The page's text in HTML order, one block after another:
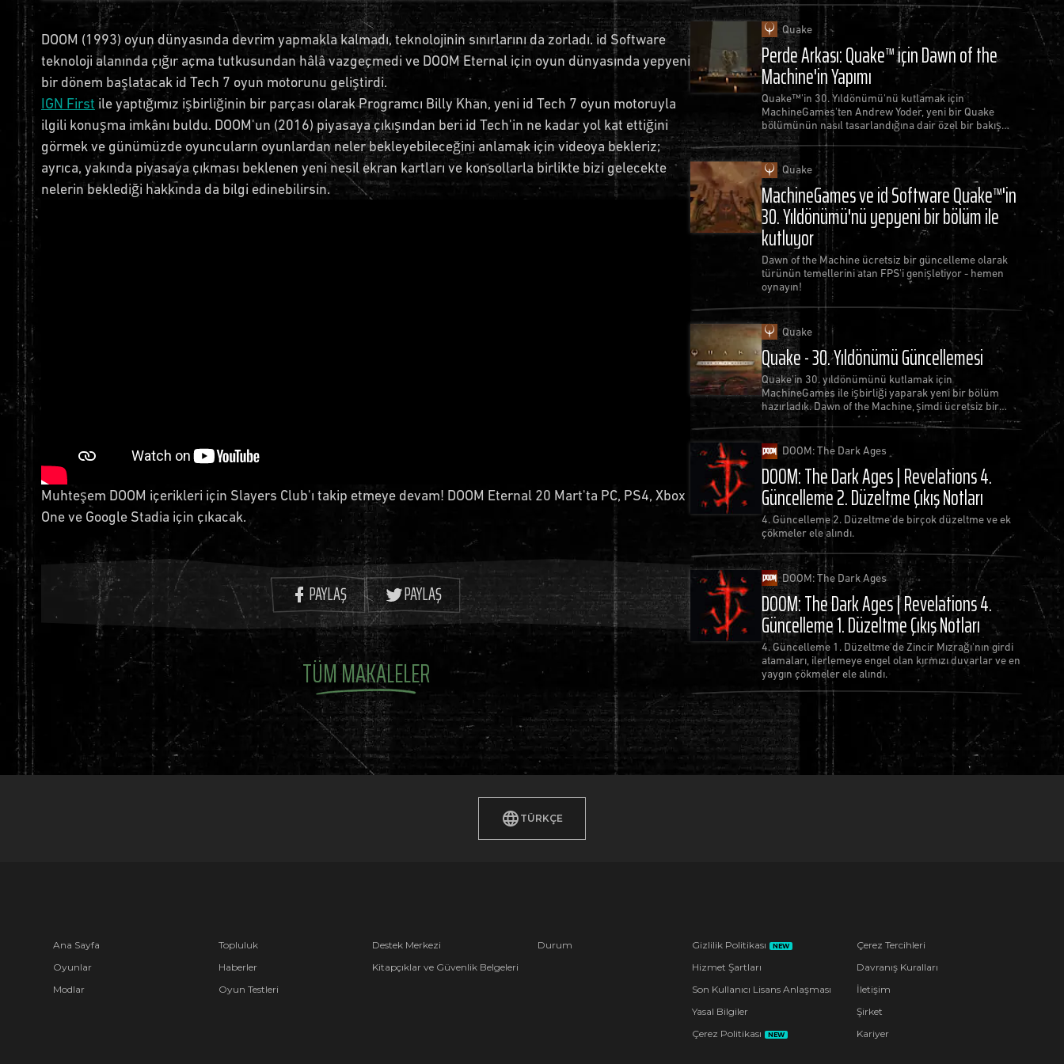
DOOM (1993) oyun dünyasında devrim yapmakla kalmadı, teknolojinin sınırlarını da zorladı. id Software
teknoloji alanında çığır açma tutkusundan hâlâ vazgeçmedi ve DOOM Eternal için oyun dünyasında yepyeni
bir dönem başlatacak id Tech 7 oyun motorunu geliştirdi.
IGN First ile yaptığımız işbirliğinin bir parçası olarak Programcı Billy Khan, yeni id Tech 7 oyun motoruyla
ilgili konuşma imkânı buldu. DOOM'un (2016) piyasaya çıkışından beri id Tech'in ne kadar yol kat ettiğini
görmek ve günümüzde oyuncuların oyunlardan neler bekleyebileceğini anlamak için videoya bekleriz;
ayrıca, yakında piyasaya çıkması beklenen yeni nesil ekran kartları ve konsollarla birlikte bizi gelecekte
nelerin beklediği hakkında da bilgi edinebilirsin.
Muhteşem DOOM içerikleri için Slayers Club'ı takip etmeye devam! DOOM Eternal 20 Mart'ta PC, PS4, Xbox
One ve Google Stadia için çıkacak.
PAYLAŞ PAYLAŞ
TÜM MAKALELER
Quake
Perde Arkası: Quake™ için Dawn of the
Machine'in Yapımı
Quake™'in 30. Yıldönümü'nü kutlamak için
MachineGames'ten Andrew Yoder, yeni bir Quake
bölümünün nasıl tasarlandığına dair özel bir bakış
sunuyor.
Quake
MachineGames ve id Software Quake™'in
30. Yıldönümü'nü yepyeni bir bölüm ile
kutluyor
Dawn of the Machine ücretsiz bir güncelleme olarak
türünün temellerini atan FPS'i genişletiyor - hemen
oynayın!
Quake
Quake - 30. Yıldönümü Güncellemesi
Quake'in 30. yıldönümünü kutlamak için
MachineGames ile işbirliği yaparak yeni bir bölüm
hazırladık. Dawn of the Machine, şimdi ücretsiz bir
güncelleme olarak mevcut!
DOOM: The Dark Ages
DOOM: The Dark Ages | Revelations 4.
Güncelleme 2. Düzeltme Çıkış Notları
4. Güncelleme 2. Düzeltme'de birçok düzeltme ve ek
çökmeler ele alındı.
DOOM: The Dark Ages
DOOM: The Dark Ages | Revelations 4.
Güncelleme 1. Düzeltme Çıkış Notları
4. Güncelleme 1. Düzeltme'de Zincir Mızrağı'nın girdi
atamaları, ilerlemeye engel olan kırmızı duvarlar ve en
yaygın çökmeler ele alındı.
TÜRKÇE
Ana Sayfa
Oyunlar
Modlar
Topluluk
Haberler
Oyun Testleri
Destek Merkezi
Kitapçıklar ve Güvenlik Belgeleri
Durum Gizlilik Politikası NEW
Hizmet Şartları
Son Kullanıcı Lisans Anlaşması
Yasal Bilgiler
Çerez Politikası
NEW
Çerez Tercihleri
Davranış Kuralları
İletişim
Şirket
Kariyer